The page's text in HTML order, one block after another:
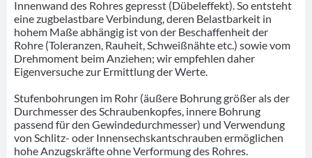
Innenwand des Rohres gepresst (Dübeleffekt). So entsteht
eine zugbelastbare Verbindung, deren Belastbarkeit in
hohem Maße abhängig ist von der Beschaffenheit der
Rohre (Toleranzen, Rauheit, Schweißnähte etc.) sowie vom
Drehmoment beim Anziehen; wir empfehlen daher
Eigenversuche zur Ermittlung der Werte.
Stufenbohrungen im Rohr (äußere Bohrung größer als der
Durchmesser des Schraubenkopfes, innere Bohrung
passend für den Gewindedurchmesser) und Verwendung
von Schlitz- oder Innensechskantschrauben ermöglichen
hohe Anzugskräfte ohne Verformung des Rohres.